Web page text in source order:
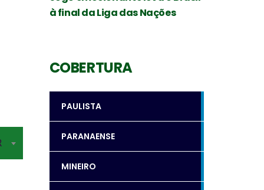
à final da Liga das Nações
COBERTURA
PAULISTA
PARANAENSE
MINEIRO